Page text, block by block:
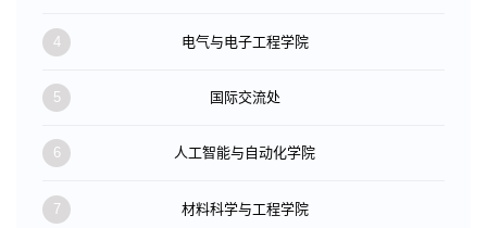
4 电气与电子工程学院
5 国际交流处
6 人工智能与自动化学院
7 材料科学与工程学院